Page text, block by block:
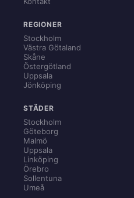
REGIONER
Stockholm
Västra Götaland
Skåne
Östergötland
Uppsala
Jönköping
STÄDER
Stockholm
Göteborg
Malmö
Uppsala
Linköping
Örebro
Sollentuna
Umeå